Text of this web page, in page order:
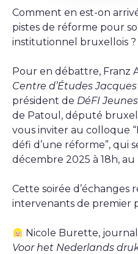
Comment en est-on
pistes de réforme pour
institutionnel bruxellois ?
Pour en débattre, Franz
Centre d’Études
président de DéFI
de Patoul, député
vous inviter au colloque
défi d’une réforme”, qui
décembre 2025 à 18h,
Cette soirée d’échanges
intervenants de premier
Nicole Burette,
Voor het Nederlands